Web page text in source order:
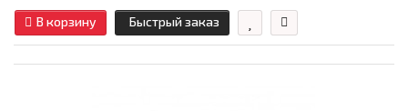
В корзину Быстрый заказ